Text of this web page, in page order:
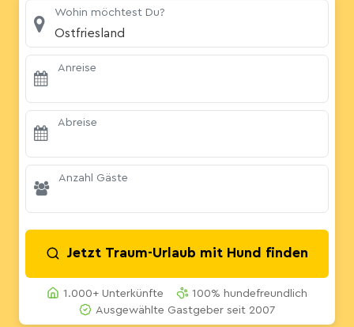
Wohin möchtest Du?
Ostfriesland
Anreise
Abreise
Anzahl Gäste
Jetzt Traum-Urlaub mit Hund finden
1.000+ Unterkünfte
100% hundefreundlich
Ausgewählte Gastgeber seit 2007